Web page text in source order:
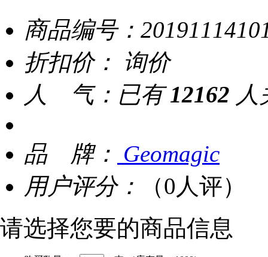
商品编号：
折扣价：
询价
人 气： 已有 12162 人
品 牌： Geomagic
用户评分：
（0人评）
请选择您要的商品信息